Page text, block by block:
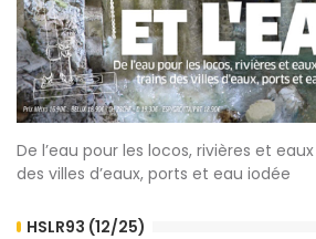
De l’eau pour les locos, rivières et
des villes d’eaux, ports et eau iodée
HSLR93 (12/25)